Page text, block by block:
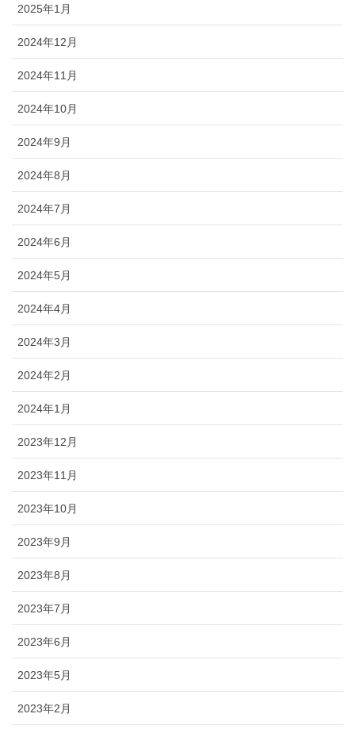
2025年1月
2024年12月
2024年11月
2024年10月
2024年9月
2024年8月
2024年7月
2024年6月
2024年5月
2024年4月
2024年3月
2024年2月
2024年1月
2023年12月
2023年11月
2023年10月
2023年9月
2023年8月
2023年7月
2023年6月
2023年5月
2023年2月